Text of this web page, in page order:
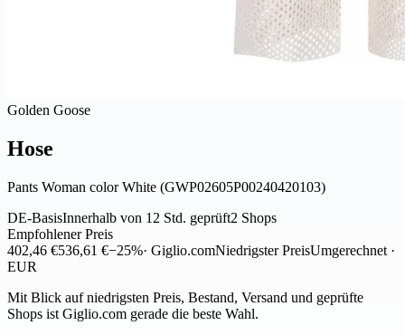
Golden Goose
Hose
Pants Woman color White (GWP02605P00240420103)
DE-BasisInnerhalb von 12 Std. geprüft2 Shops
Empfohlener Preis
402,46 €536,61 €−25%· Giglio.comNiedrigster PreisUmgerechnet ·
EUR
Mit Blick auf niedrigsten Preis, Bestand, Versand und geprüfte
Shops ist Giglio.com gerade die beste Wahl.